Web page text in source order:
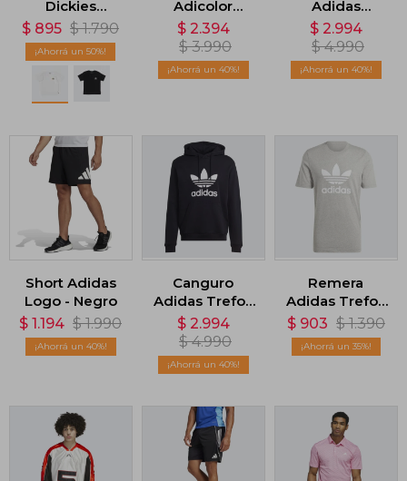
Dickies
Skateboarding
Logo - Blanco
$ 895 $ 1.790
50
Adicolor
Classics Trefoil
- Negro
$ 2.394
$ 3.990
40
Adidas
Adicolor
Classics
Trifolio -
Negro
$ 2.994
$ 4.990
40
Short Adidas
Logo - Negro
$ 1.194 $ 1.990
40
Canguro
Adidas Trefoil
- Negro
$ 2.994
$ 4.990
40
Remera
Adidas Trefoil
- Gris
$ 903 $ 1.390
35